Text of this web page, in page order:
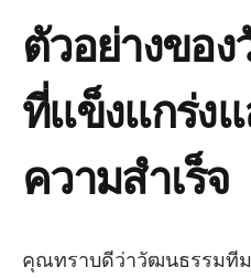
ตัวอย่างขอ
ที่แข็งแกร่ง
ความสำเร็จ
คุณทราบดีว่าวัฒนธรรมที